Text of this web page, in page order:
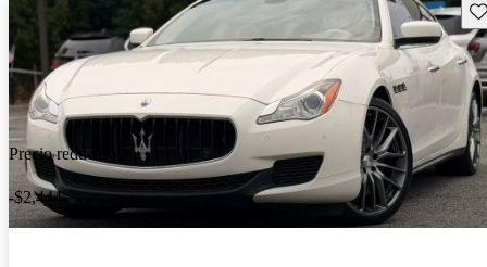
Precio reducido
-$2,444